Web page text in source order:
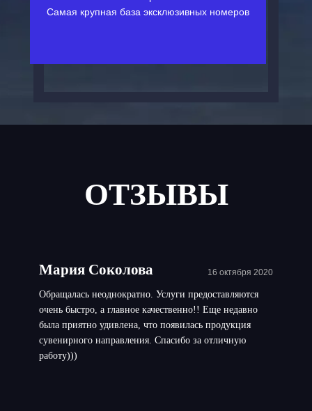
Самая крупная база эксклюзивных номеров
ОТЗЫВЫ
Мария Соколова 16 октября 2020
Обращалась неоднократно. Услуги предоставляются
очень быстро, а главное качественно!! Еще недавно
была приятно удивлена, что появилась продукция
сувенирного направления. Спасибо за отличную
работу)))